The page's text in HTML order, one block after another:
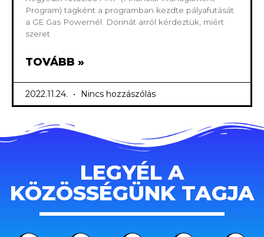
Program) tagként a programban kezdte pályafutását
a GE Gas Powernél. Dorinát arról kérdeztük, miért
szeret
TOVÁBB »
2022.11.24. Nincs hozzászólás
LEGYÉL A
KÖZÖSSÉGÜNK TAGJA